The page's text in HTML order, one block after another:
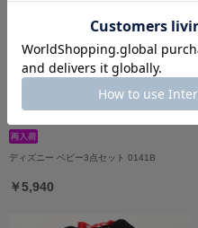
ディズニー ベビー3点セット 0141B
￥5,940